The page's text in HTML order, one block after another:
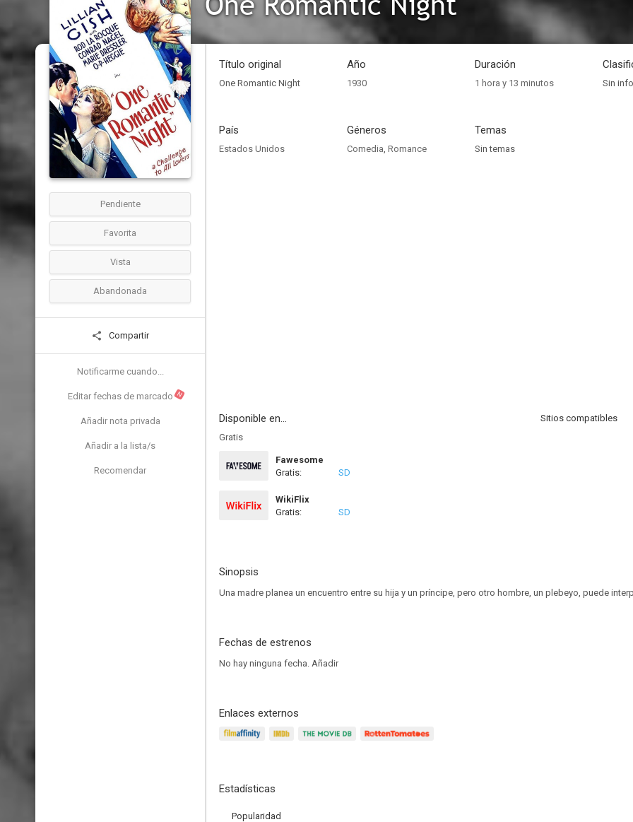
Pendiente
Favorita
Vista
Abandonada
Compartir
Notificarme cuando...
Editar fechas de marcado N
Añadir nota privada
Añadir a la lista/s
Recomendar
Título original
One Romantic Night
Año
1930
Duración
1 hora y 13 minutos Sin
País
Estados Unidos
Géneros
Comedia, Romance
Temas
Sin temas
Disponible en...
Sitios compatibles
Gratis
Fawesome
Gratis:
SD
WikiFlix
Gratis:
SD
Sinopsis
Una madre planea un encuentro entre su hija y un príncipe, pero otro hombre, un plebeyo, puede
Fechas de estrenos
No hay ninguna fecha. Añadir
Enlaces externos
Estadísticas
Popularidad